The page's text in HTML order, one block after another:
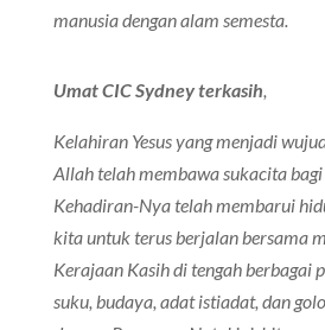
manusia dengan alam semesta.
Umat CIC Sydney terkasih,
Kelahiran Yesus yang menjadi
Allah telah membawa sukacita
Kehadiran-Nya telah membarui
kita untuk terus berjalan bersama
Kerajaan Kasih di tengah berbagai
suku, budaya, adat istiadat, dan